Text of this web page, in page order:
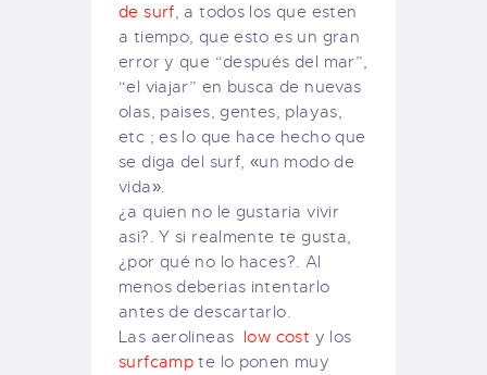
de surf , a todos los que esten
a tiempo, que esto es un gran
error y que “después del mar”,
“el viajar” en busca de nuevas
olas, paises, gentes, playas,
etc ; es lo que hace hecho que
se diga del surf, «un modo de
vida».
¿a quien no le gustaria vivir
asi?. Y si realmente te gusta,
¿por qué no lo haces?. Al
menos deberias intentarlo
antes de descartarlo.
Las aerolineas low cost y los
surfcamp te lo ponen muy